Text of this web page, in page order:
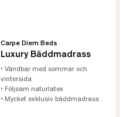
Carpe Diem Beds
Luxury Bäddmadrass
• Vändbar med sommar och
vintersida
• Följsam naturlatex
• Mycket exklusiv bäddmadrass